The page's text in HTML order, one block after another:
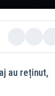
au reținut,